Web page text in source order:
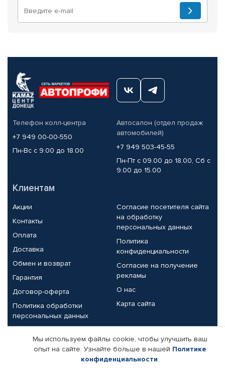
Телефон колл-центра
+7 949 00-00-550
Пн-Вс с 9.00 до 18.00
Автосалон (отдел продаж
автомобилей)
+7 949 503-45-55
Пн-Пт с 09.00 до 18.00, Сб с
9.00 до 15.00
Клиентам
Акции
Контакты
Оплата
Доставка
Обмен и возврат
Гарантия
Договор-оферта
Политика обработки
персональных данных
Согласие посетителя сайта
на обработку
персональных данных
Политика
конфиденциальности
Согласие на получение
рекламы
О нас
Карта сайта
Партнерам
Корпоративным клиентам
Реквизиты компании
Мы используем файлы cookie, чтобы улучшить ваш
опыт на сайте. Узнайте больше в нашей Политике
конфиденциальности.